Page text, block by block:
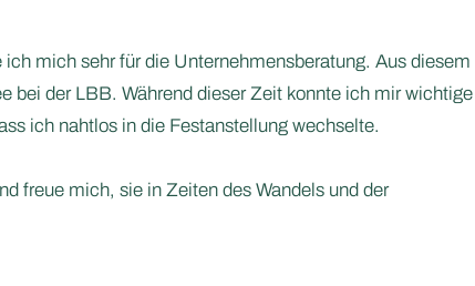
mich sehr für die Unternehmensberatung. Aus diesem
bei der LBB. Während dieser Zeit konnte ich mir wichtige
ich nahtlos in die Festanstellung wechselte.
freue mich, sie in Zeiten des Wandels und der